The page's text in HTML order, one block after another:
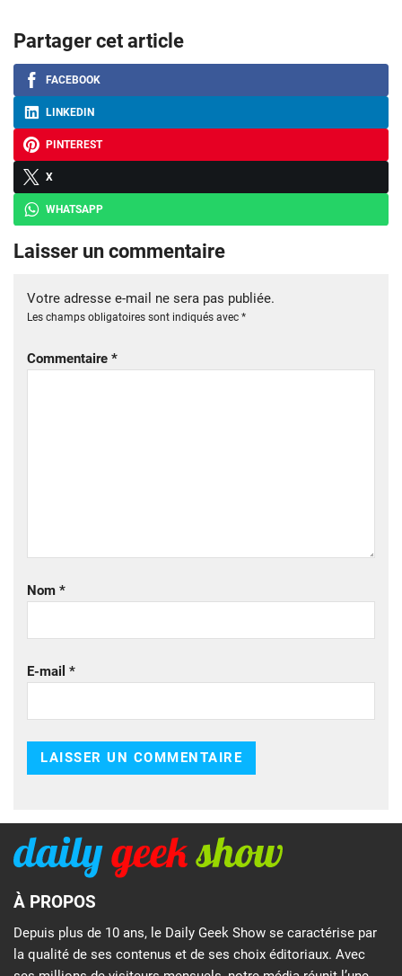
Partager cet article
FACEBOOK
LINKEDIN
PINTEREST
X
WHATSAPP
Laisser un commentaire
Votre adresse e-mail ne sera pas publiée.
Les champs obligatoires sont indiqués avec *
Commentaire *
Nom *
E-mail *
À PROPOS
Depuis plus de 10 ans, le Daily Geek Show se caractérise par
la qualité de ses contenus et de ses choix éditoriaux. Avec